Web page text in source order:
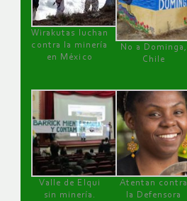
Wirakutas luchan
contra la minería
en México
No a Dominga,
Chile
Valle de Elqui
sin minería.
Atentan contra
la Defensora